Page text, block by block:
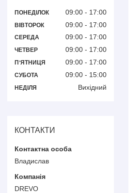
ПОНЕДІЛОК 09:00 17:00
ВІВТОРОК 09:00 17:00
СЕРЕДА 09:00 17:00
ЧЕТВЕР 09:00 17:00
ПʼЯТНИЦЯ 09:00 17:00
СУБОТА 09:00 15:00
НЕДІЛЯ Вихідний
КОНТАКТИ
Владислав
DREVO